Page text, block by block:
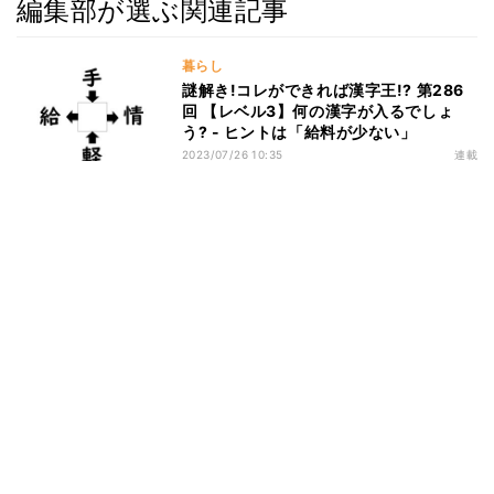
編集部が選ぶ関連記事
暮らし
謎解き!コレができれば漢字王!? 第286
回 【レベル3】何の漢字が入るでしょ
う? - ヒントは「給料が少ない」
2023/07/26 10:35 連載